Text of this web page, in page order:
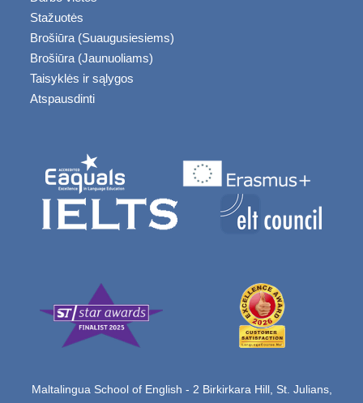
Stažuotės
Brošiūra (Suaugusiesiems)
Brošiūra (Jaunuoliams)
Taisyklės ir sąlygos
Atspausdinti
Maltalingua School of English - 2 Birkirkara Hill, St. Julians,